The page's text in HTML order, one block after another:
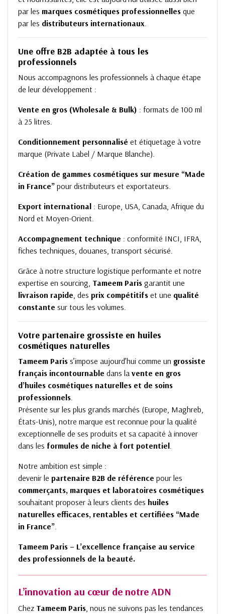
par les marques cosmétiques professionnelles que
par les distributeurs internationaux
Une offre B2B adaptée à tous les
professionnels
Nous accompagnons les professionnels à chaque étape
de leur développement :
Vente en gros (Wholesale & Bulk) : formats de 100 ml
à 25 litres.
Conditionnement personnalisé et étiquetage à votre
marque (Private Label / Marque Blanche).
Création de gammes cosmétiques sur mesure “Made
in France” pour distributeurs et exportateurs.
Export international : Europe, USA, Canada, Afrique du
Nord et Moyen-Orient.
Accompagnement technique : conformité INCI, IFRA,
fiches techniques, douanes, transport sécurisé.
Grâce à notre structure logistique performante et notre
expertise en sourcing, Tameem Paris garantit une
livraison rapide , des prix compétitifs et une qualité
constante sur tous les volumes.
Votre partenaire grossiste en huiles
cosmétiques naturelles
Tameem Paris s’impose aujourd’hui comme un grossiste
français incontournable dans la vente en gros
d’huiles cosmétiques naturelles et de soins
professionnels
Présente sur les plus grands marchés (Europe, Maghreb,
États-Unis), notre marque est reconnue pour la qualité
exceptionnelle de ses produits et sa capacité à innover
dans les formules de niche à fort potentiel
Notre ambition est simple :
devenir le partenaire B2B de référence pour les
commerçants, marques et laboratoires cosmétiques
souhaitant proposer à leurs clients des huiles
naturelles efficaces, rentables et certifiées “Made
in France”
Tameem Paris – L’excellence française au service
des professionnels de la beauté.
L’innovation au cœur de notre ADN
Chez Tameem Paris , nous ne suivons pas les tendances